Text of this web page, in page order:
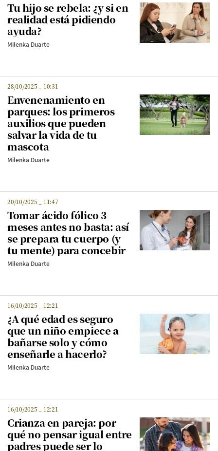
Tu hijo se rebela: ¿y si en
realidad está pidiendo
ayuda?
Milenka Duarte
28/10/2025 10:31
Envenenamiento en
parques: los primeros
auxilios que pueden
salvar la vida de tu
mascota
Milenka Duarte
20/10/2025 11:47
Tomar ácido fólico 3
meses antes no basta: así
se prepara tu cuerpo (y
tu mente) para concebir
Milenka Duarte
16/10/2025 12:21
¿A qué edad es seguro
que un niño empiece a
bañarse solo y cómo
enseñarle a hacerlo?
Milenka Duarte
16/10/2025 12:21
Crianza en pareja: por
qué no pensar igual entre
padres puede ser lo